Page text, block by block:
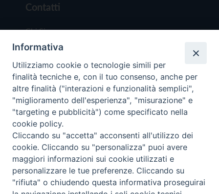
Contatti
Chi Siamo
Redazione
Scrivici
Copyright © 2019 - Tutti i diritti riservati - Vita
Trentina Editrice
Privacy Policy
Torna
Informativa
Utilizziamo cookie o tecnologie simili per
finalità tecniche e, con il tuo consenso, anche per
altre finalità ("interazioni e funzionalità semplici",
"miglioramento dell'esperienza", "misurazione" e
"targeting e pubblicità") come specificato nella
cookie policy.
Cliccando su "accetta" acconsenti all'utilizzo dei
cookie. Cliccando su "personalizza" puoi avere
maggiori informazioni sui cookie utilizzati e
personalizzare le tue preferenze. Cliccando su
"rifiuta" o chiudendo questa informativa proseguirai